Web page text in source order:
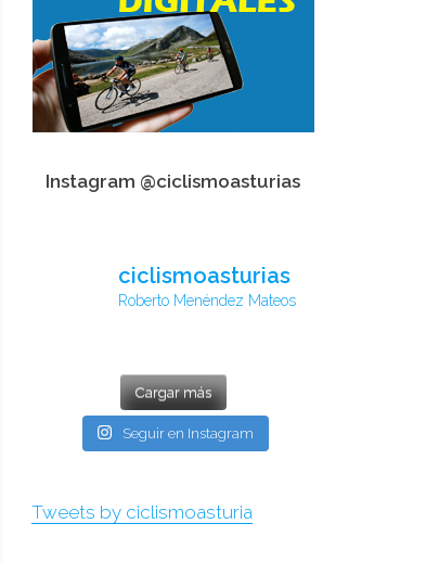
Instagram @ciclismoasturias
ciclismoasturias
Roberto Menéndez Mateos
Cargar más
Seguir en Instagram
Tweets by ciclismoasturia